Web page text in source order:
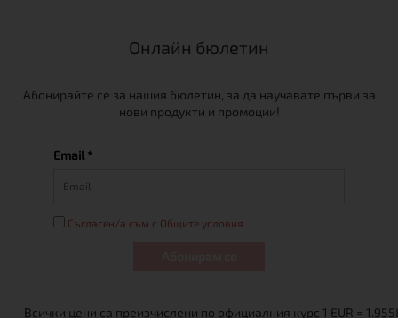
Онлайн бюлетин
Абонирайте се за нашия бюлетин, за да научавате първи за
нови продукти и промоции!
Email *
Съгласен/а съм с Общите условия